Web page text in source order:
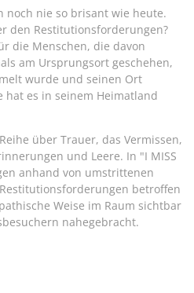
noch nie so brisant wie heute.
den Restitutionsforderungen?
die Menschen, die davon
am Ursprungsort geschehen,
wurde und seinen Ort
hat es in seinem Heimatland
über Trauer, das Vermissen,
und Leere. In "I MISS
anhand von umstrittenen
betroffen
Weise im Raum sichtbar
nahegebracht.